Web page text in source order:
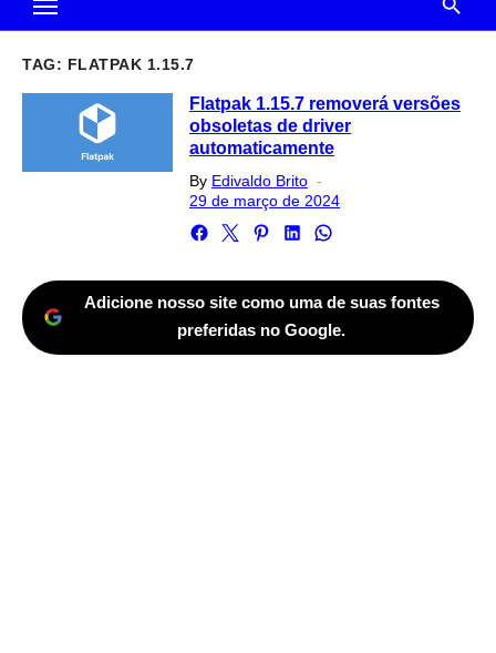
TAG: FLATPAK 1.15.7
Flatpak 1.15.7 removerá versões
obsoletas de driver
automaticamente
By Edivaldo Brito
on
29 de março de 2024
Adicione nosso site como uma de suas fontes
preferidas no Google.